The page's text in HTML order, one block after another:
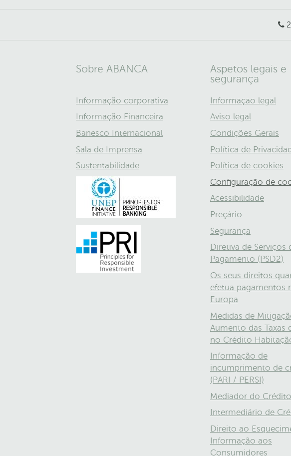
Sobre ABANCA
Informação corporativa
Informação Financeira
Banesco Internacional
Sala de Imprensa
Sustentabilidade
Aspetos legais e
segurança
Informaçao legal
Aviso legal
Condições Gerais
Política de
Política de cookies
Configuração de
Acessibilidade
Preçário
Segurança
Diretiva de Serviços
Pagamento (PSD2)
Os seus direitos
efetua pagamentos
Europa
Medidas de
Aumento das Taxas
no Crédito
Informação de
incumprimento de
(PARI / PERSI)
Mediador do Crédito
Intermediário de
Direito ao
Informação aos
Consumidores